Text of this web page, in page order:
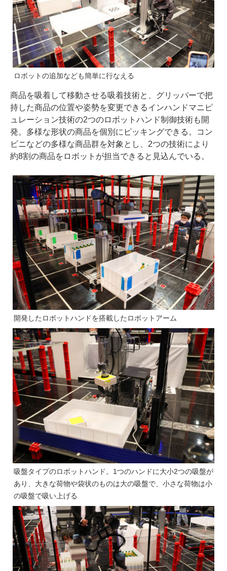
ロボットの追加なども簡単に行なえる
商品を吸着して移動させる吸着技術と、グリッパーで把
持した商品の位置や姿勢を変更できるインハンドマニピ
ュレーション技術の2つのロボットハンド制御技術も開
発。多様な形状の商品を個別にピッキングできる。コン
ビニなどの多様な商品群を対象とし、2つの技術により
約8割の商品をロボットが担当できると見込んでいる。
開発したロボットハンドを搭載したロボットアーム
吸盤タイプのロボットハンド。1つのハンドに大小2つの吸盤が
あり、大きな荷物や袋状のものは大の吸盤で、小さな荷物は小
の吸盤で吸い上げる